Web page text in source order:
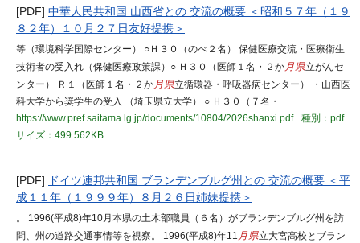
[PDF] 中華人民共和国 山西省との 交流の概要 ＜昭和５７年（１９
８２年）１０月２７日友好提携＞
等（環境科学国際センター） ○Ｈ３０（のべ２名） 保健医療交流・医療衛生
技術者の受入れ（保健医療政策課）○ Ｈ３０（医師１名・２か月県立がんセ
ンター） Ｒ１（医師１名・２か月県立循環器・呼吸器病センター） ・山西医
科大学から奨学生の受入 （埼玉県立大学） ○ Ｈ３０（７名・
https://www.pref.saitama.lg.jp/documents/10804/2026shanxi.pdf
種別：pdf
サイズ：499.562KB
[PDF]
ドイツ連邦共和国 ブランデンブルグ州との 交流の概要 ＜平
成１１年（１９９９年）８月２６日姉妹提携＞
。 1996(平成8)年10月本県の土木部職員（６名）がブランデンブルグ州を訪
問、州の道路交通事情等を視察。 1996(平成8)年11 月県立大宮高校とブラン